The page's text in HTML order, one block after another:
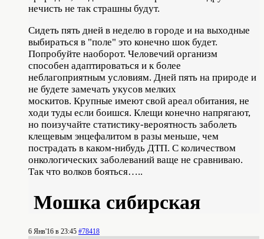
нечисть не так страшны будут.
Сидеть пять дней в неделю в городе и на выходные
выбираться в "поле" это конечно шок будет.
Попробуйте наоборот. Человечий организм
способен адаптироваться и к более
неблагоприятным условиям. Дней пять на природе и
не будете замечать укусов мелких
москитов. Крупные имеют свой ареал обитания, не
ходи туды если боишся. Клещи конечно напрягают,
но поизучайте статистику-вероятность заболеть
клещевым энцефалитом в разы меньше, чем
пострадать в каком-нибудь ДТП. С количеством
онкологических заболеваний ваще не сравниваю.
Так что волков бояться…..
Мошка сибирская
6 Янв'16 в 23:45 #78418